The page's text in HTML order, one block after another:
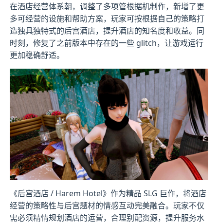
在酒店经营体系朝，调整了多项管根据机制作，新增了更
多可经营的设施和帮助方案，玩家可按根据自己的策略打
造独具独特式的后宫酒店，提升酒店的知名度和收益。同
时刻，修复了之前版本中存在的一些 glitch，让游戏运行
更加稳确舒适。
《后宫酒店 / Harem Hotel》作为精品 SLG 巨作，将酒店
经营的策略性与后宫题材的情感互动完美融合。玩家不仅
需必须精情规划酒店的运营，合理别配资源，提升服务水